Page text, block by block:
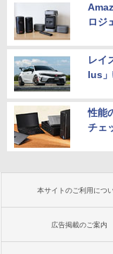
ロジ
レイ
lus
性能
チェ
本サイトのご利用につ
広告掲載のご案内